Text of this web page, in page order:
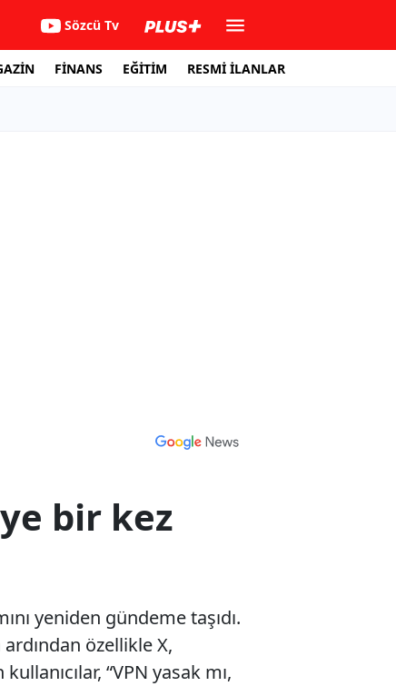
Sözcü Tv
FİNANS EĞİTİM RESMİ İLANLAR
bir kez
yeniden gündeme taşıdı.
ardından özellikle X,
“VPN yasak mı,